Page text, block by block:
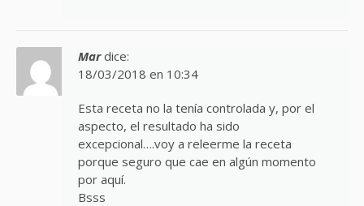
Mar dice:
18/03/2018 en 10:34
Esta receta no la tenía controlada y, por el
aspecto, el resultado ha sido
excepcional….voy a releerme la receta
porque seguro que cae en algún momento
por aquí.
Bsss